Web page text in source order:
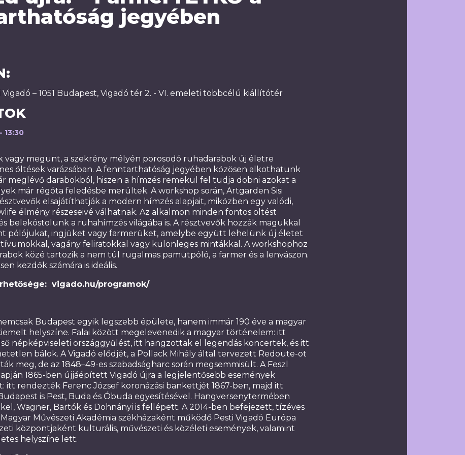
jegyében
Vigadó – 1051 Budapest, Vigadó tér 2. - VI. emeleti többcélú kiállítótér
13:30
vagy megunt, a szekrény mélyén porosodó ruhadarabok új életre
öltések varázsában. A fenntarthatóság jegyében közösen alkothatunk
meglévő darabokból, hiszen a hímzés remekül fel tudja dobni azokat a
már régóta feledésbe merültek. A workshop során, Artgarden Sisi
elsajátíthatják a modern hímzés alapjait, miközben egy valódi,
élmény részeseivé válhatnak. Az alkalmon minden fontos öltést
belekóstolunk a ruhahímzés világába is. A résztvevők hozzák magukkal
pólójukat, ingjüket vagy farmerüket, amelybe együtt lehelünk új életet
vagány feliratokkal vagy különleges mintákkal. A workshophoz
közé tartozik a nem túl rugalmas pamutpóló, a farmer és a lenvászon.
kezdők számára is ideális.
vigado.hu/programok/
Budapest egyik legszebb épülete, hanem immár 190 éve a magyar
helyszíne. Falai között megelevenedik a magyar történelem: itt
népképviseleti országgyűlést, itt hangzottak el legendás koncertek, és itt
bálok. A Vigadó elődjét, a Pollack Mihály által tervezett Redoute-ot
meg, de az 1848–49-es szabadságharc során megsemmisült. A Feszl
1865-ben újjáépített Vigadó újra a legjelentősebb események
itt rendezték Ferenc József koronázási bankettjét 1867-ben, majd itt
is Pest, Buda és Óbuda egyesítésével. Hangversenytermében
Wagner, Bartók és Dohnányi is fellépett. A 2014-ben befejezett, tízéves
Művészeti Akadémia székházaként működő Pesti Vigadó Európa
központjaként kulturális, művészeti és közéleti események, valamint
helyszíne lett.